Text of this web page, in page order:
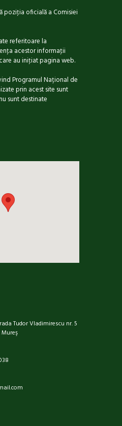
poziţia oficială a Comisiei
referitoare la
acestor informaţii
au iniţiat pagina web.
Programul Național de
prin acest site sunt
sunt destinate
Tudor Vladimirescu nr. 5